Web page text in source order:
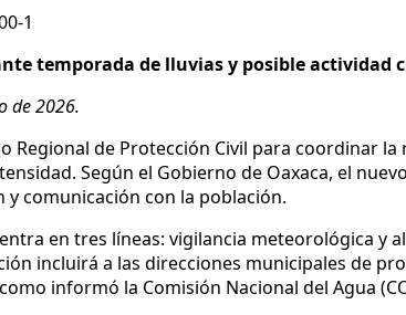
temporada de lluvias y posible actividad
de 2026.
Regional de Protección Civil para coordinar
Según el Gobierno de Oaxaca, el
comunicación con la población.
en tres líneas: vigilancia meteorológica
incluirá a las direcciones municipales de
informó la Comisión Nacional del Agua